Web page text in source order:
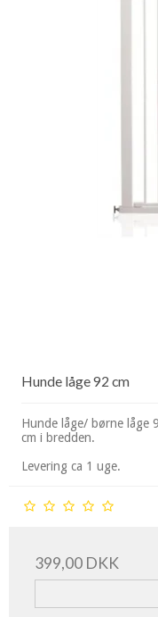
Hunde låge 92 cm
Hunde låge/ børne låge
cm i bredden.
Levering ca 1 uge.
399,00 DKK